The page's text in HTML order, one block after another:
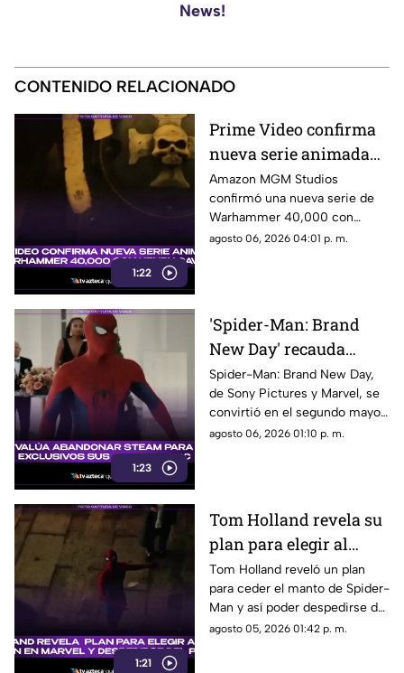
News!
CONTENIDO RELACIONADO
1:22
Prime Video confirma
nueva serie animada
de Warhammer 40,000
con Henry Cavill
Amazon MGM Studios
confirmó una nueva serie de
Warhammer 40,000 con
Henry Cavill como productor
agosto 06, 2026 04:01 p. m.
1:23
'Spider-Man: Brand
New Day' recauda
millones de dólares y
es el segundo mejor
debut de la historia
Spider-Man: Brand New Day,
de Sony Pictures y Marvel, se
convirtió en el segundo mayor
estreno de fin de semana. Aquí
agosto 06, 2026 01:10 p. m.
1:21
Tom Holland revela su
plan para elegir al
próximo Spider-Man
en Marvel y despedirse
del personaje
Tom Holland reveló un plan
para ceder el manto de Spider-
Man y así poder despedirse del
personaje. Aquí te
agosto 05, 2026 01:42 p. m.